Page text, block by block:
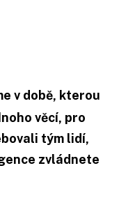
v době, kterou
věcí, pro
tým lidí,
zvládnete